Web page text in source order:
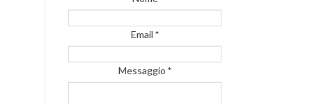
Email *
Messaggio *